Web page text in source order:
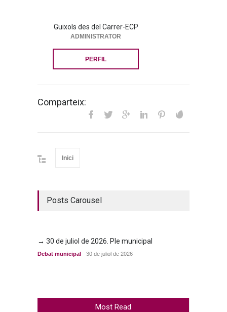
Guixols des del Carrer-ECP
ADMINISTRATOR
PERFIL
Comparteix:
Inici
Posts Carousel
→ 30 de juliol de 2026. Ple municipal
Debat municipal 30 de juliol de 2026
Most Read